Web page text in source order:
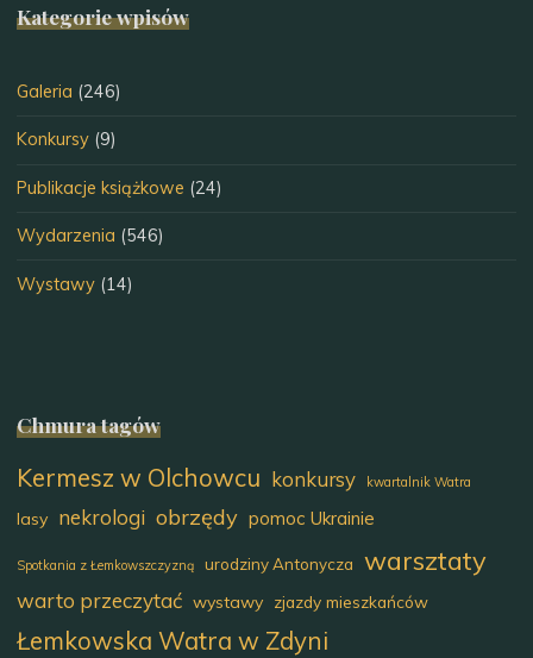
Kategorie wpisów
Galeria (246)
Konkursy (9)
Publikacje książkowe (24)
Wydarzenia (546)
Wystawy (14)
Chmura tagów
Kermesz w Olchowcu konkursy kwartalnik Watra
lasy nekrologi obrzędy pomoc Ukrainie
Spotkania z Łemkowszczyzną urodziny Antonycza warsztaty
warto przeczytać wystawy zjazdy mieszkańców
Łemkowska Watra w Zdyni